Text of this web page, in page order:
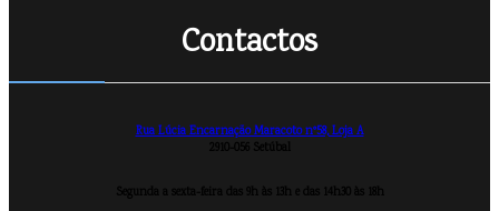
Contactos
Rua Lúcia Encarnação Maracoto nº58, Loja A
2910-056 Setúbal
Segunda a sexta-feira das 9h às 13h e das 14h30 às 18h